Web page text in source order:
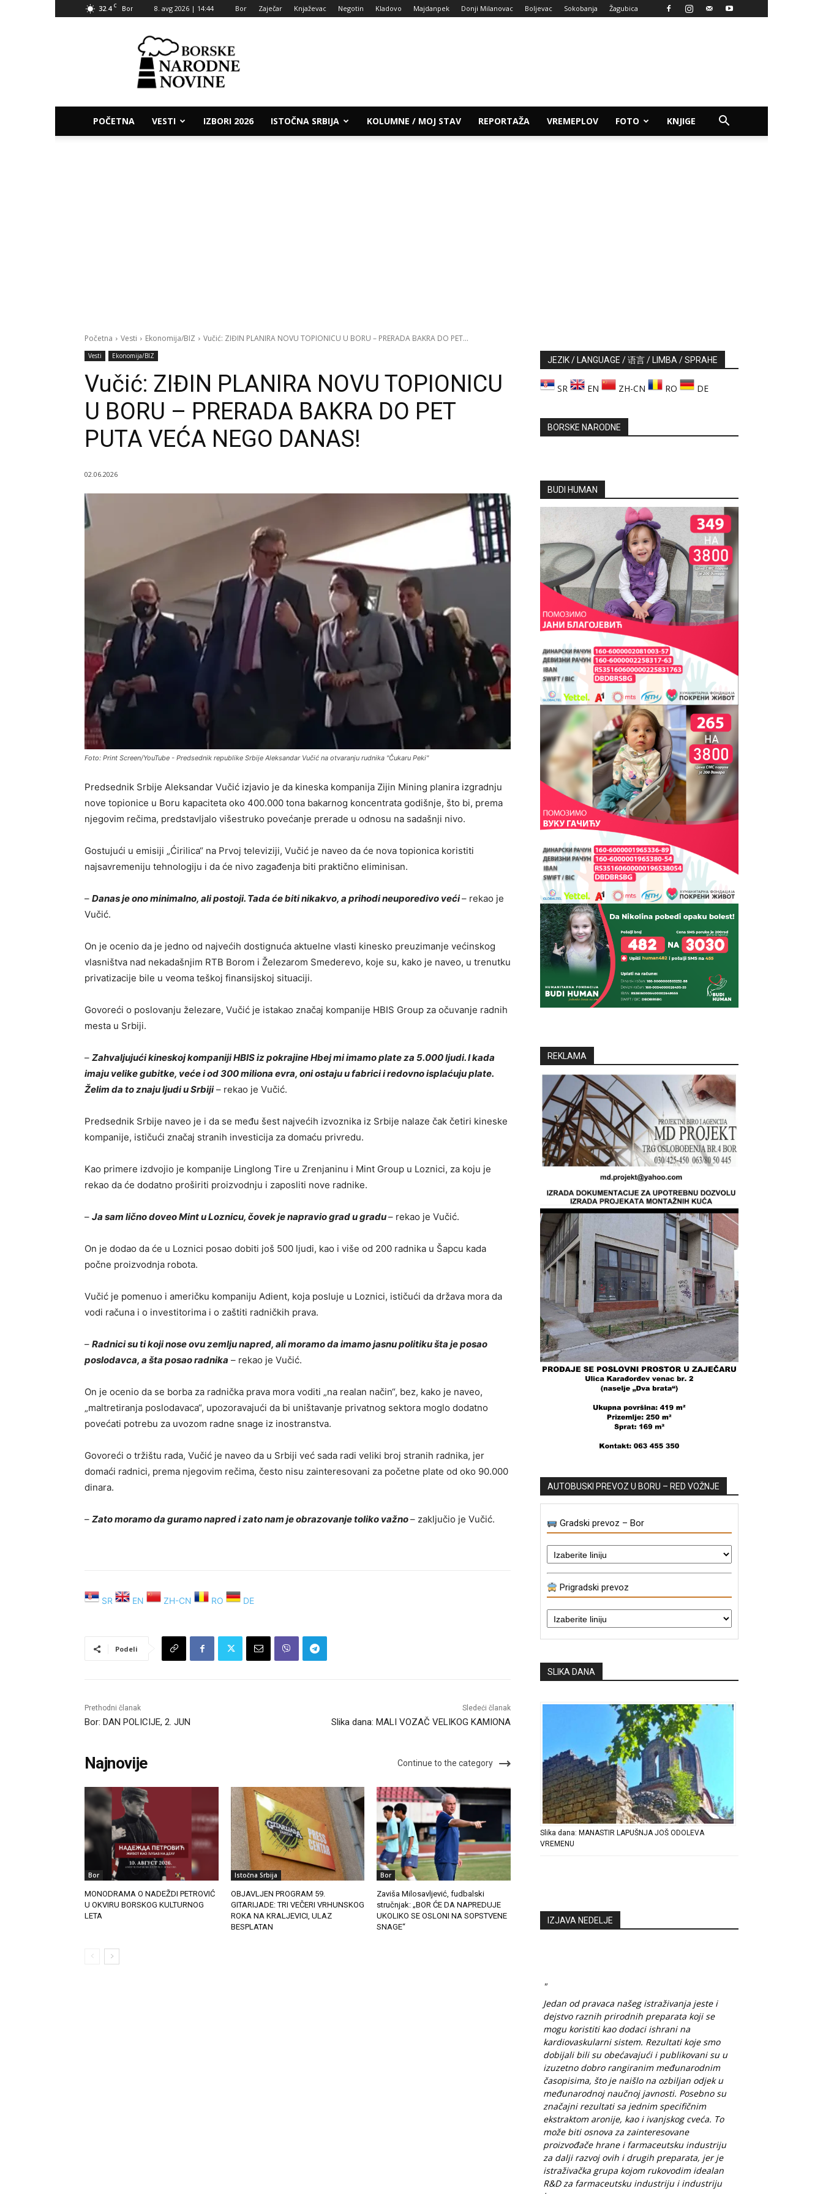
32.4 C Bor 8. avg 2026 | 14:44 Bor Zaječar Knjaževac Negotin Kladovo Majdanpek Donji Milanovac Boljevac Sokobanja Žagubica
narodne
novine
POČETNA VESTI IZBORI 2026 ISTOČNA SRBIJA KOLUMNE / MOJ STAV REPORTAŽA VREMEPLOV FOTO KNJIGE
Početna Vesti Ekonomija/BIZ Vučić: ZIĐIN PLANIRA NOVU TOPIONICU U BORU – PRERADA BAKRA DO PET...
Vesti Ekonomija/BIZ
Vučić: ZIĐIN PLANIRA NOVU TOPIONICU
U BORU – PRERADA BAKRA DO PET
PUTA VEĆA NEGO DANAS!
02.06.2026
Foto: Print Screen/YouTube - Predsednik republike Srbije Aleksandar Vučić na otvaranju rudnika "Čukaru Peki"
Predsednik Srbije Aleksandar Vučić izjavio je da kineska kompanija Zijin Mining planira izgradnju
nove topionice u Boru kapaciteta oko 400.000 tona bakarnog koncentrata godišnje, što bi, prema
njegovim rečima, predstavljalo višestruko povećanje prerade u odnosu na sadašnji nivo.
Gostujući u emisiji „Ćirilica“ na Prvoj televiziji, Vučić je naveo da će nova topionica koristiti
najsavremeniju tehnologiju i da će nivo zagađenja biti praktično eliminisan.
– Danas je ono minimalno, ali postoji. Tada će biti nikakvo, a prihodi neuporedivo veći– rekao je
Vučić.
On je ocenio da je jedno od najvećih dostignuća aktuelne vlasti kinesko preuzimanje većinskog
vlasništva nad nekadašnjim RTB Borom i Železarom Smederevo, koje su, kako je naveo, u trenutku
privatizacije bile u veoma teškoj finansijskoj situaciji.
Govoreći o poslovanju železare, Vučić je istakao značaj kompanije HBIS Group za očuvanje radnih
mesta u Srbiji.
– Zahvaljujući kineskoj kompaniji HBIS iz pokrajine Hbej mi imamo plate za 5.000 ljudi. I kada
imaju velike gubitke, veće i od 300 miliona evra, oni ostaju u fabrici i redovno isplaćuju plate.
Želim da to znaju ljudi u Srbiji– rekao je Vučić.
Predsednik Srbije naveo je i da se među šest najvećih izvoznika iz Srbije nalaze čak četiri kineske
kompanije, ističući značaj stranih investicija za domaću privredu.
Kao primere izdvojio je kompanije Linglong Tire u Zrenjaninu i Mint Group u Loznici, za koju je
rekao da će dodatno proširiti proizvodnju i zaposliti nove radnike.
– Ja sam lično doveo Mint u Loznicu, čovek je napravio grad u gradu– rekao je Vučić.
On je dodao da će u Loznici posao dobiti još 500 ljudi, kao i više od 200 radnika u Šapcu kada
počne proizvodnja robota.
Vučić je pomenuo i američku kompaniju Adient, koja posluje u Loznici, ističući da država mora da
vodi računa i o investitorima i o zaštiti radničkih prava.
– Radnici su ti koji nose ovu zemlju napred, ali moramo da imamo jasnu politiku šta je posao
poslodavca, a šta posao radnika – rekao je Vučić.
On je ocenio da se borba za radnička prava mora voditi „na realan način“, bez, kako je naveo,
„maltretiranja poslodavaca“, upozoravajući da bi uništavanje privatnog sektora moglo dodatno
povećati potrebu za uvozom radne snage iz inostranstva.
Govoreći o tržištu rada, Vučić je naveo da u Srbiji već sada radi veliki broj stranih radnika, jer
domaći radnici, prema njegovim rečima, često nisu zainteresovani za početne plate od oko 90.000
dinara.
– Zato moramo da guramo napred i zato nam je obrazovanje toliko važno– zaključio je Vučić.
SR EN ZH-CN RO DE
Podeli
Prethodni članak
Bor: DAN POLICIJE, 2. JUN
Sledeći članak
Slika dana: MALI VOZAČ VELIKOG KAMIONA
Najnovije Continue to the category
Bor
MONODRAMA O NADEŽDI PETROVIĆ
U OKVIRU BORSKOG KULTURNOG
LETA
Istočna Srbija
OBJAVLJEN PROGRAM 59.
GITARIJADE: TRI VEČERI VRHUNSKOG
ROKA NA KRALJEVICI, ULAZ
BESPLATAN
Bor
Zaviša Milosavljević, fudbalski
stručnjak: „BOR ĆE DA NAPREDUJE
UKOLIKO SE OSLONI NA SOPSTVENE
SNAGE“
JEZIK / LANGUAGE / 语言 / LIMBA / SPRAHE
SR EN ZH-CN RO DE
BORSKE NARODNE
BUDI HUMAN
REKLAMA
AUTOBUSKI PREVOZ U BORU – RED VOŽNJE
Gradski prevoz – Bor
Prigradski prevoz
SLIKA DANA
Slika dana: MANASTIR LAPUŠNJA JOŠ ODOLEVA
VREMENU
IZJAVA NEDELJE
"
Jedan od pravaca našeg istraživanja jeste i
dejstvo raznih prirodnih preparata koji se
mogu koristiti kao dodaci ishrani na
kardiovaskularni sistem. Rezultati koje smo
dobijali bili su obećavajući i publikovani su u
izuzetno dobro rangiranim međunarodnim
časopisima, što je naišlo na ozbiljan odjek u
međunarodnoj naučnoj javnosti. Posebno su
značajni rezultati sa jednim specifičnim
ekstraktom aronije, kao i ivanjskog cveća. To
može biti osnova za zainteresovane
proizvođače hrane i farmaceutsku industriju
za dalji razvoj ovih i drugih preparata, jer je
istraživačka grupa kojom rukovodim idealan
R&D za farmaceutsku industriju i industriju